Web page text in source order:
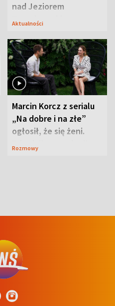
nad Jeziorem
Tarnobrzeskim
Aktualności
Marcin Korcz z serialu
„Na dobre i na złe”
ogłosił, że się żeni.
Zdradził, co zmienił
Rozmowy